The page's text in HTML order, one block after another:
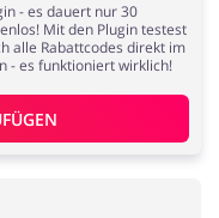
Erotik
- es dauert nur 30
Mit den Plugin testest
alle Rabattcodes direkt im
- es funktioniert wirklich!